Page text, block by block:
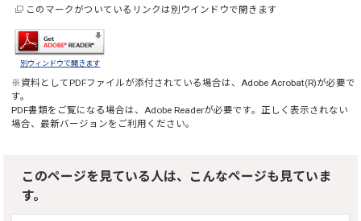
このマークがついているリンクは別ウインドウで開きます
別ウィンドウで開きます
※資料としてPDFファイルが添付されている場合は、Adobe Acrobat(R)が必要で
す。
PDF書類をご覧になる場合は、Adobe Readerが必要です。正しく表示されない
場合、最新バージョンをご利用ください。
このページを見ている人は、こんなページも見ていま
す。